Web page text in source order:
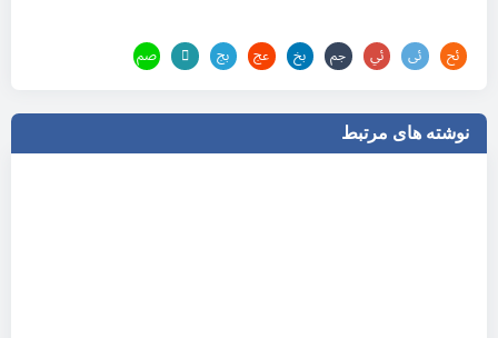
نوشته های مرتبط